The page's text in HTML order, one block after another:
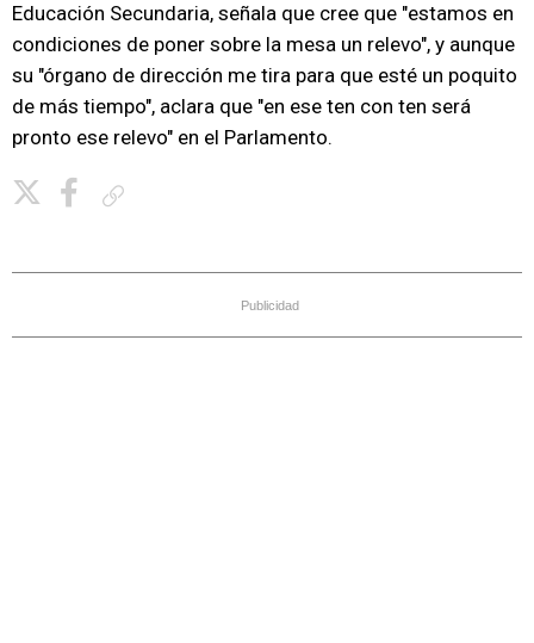
Educación Secundaria, señala que cree que "estamos en
condiciones de poner sobre la mesa un relevo", y aunque
su "órgano de dirección me tira para que esté un poquito
de más tiempo", aclara que "en ese ten con ten será
pronto ese relevo" en el Parlamento.
Publicidad